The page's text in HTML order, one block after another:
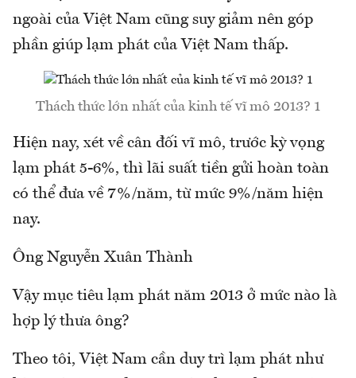
ngoài của Việt Nam cũng suy giảm nên góp
phần giúp lạm phát của Việt Nam thấp.
Thách thức lớn nhất của kinh tế vĩ mô 2013? 1
Hiện nay, xét về cân đối vĩ mô, trước kỳ vọng
lạm phát 5-6%, thì lãi suất tiền gửi hoàn toàn
có thể đưa về 7%/năm, từ mức 9%/năm hiện
nay.
Ông Nguyễn Xuân Thành
Vậy mục tiêu lạm phát năm 2013 ở mức nào là
hợp lý thưa ông?
Theo tôi, Việt Nam cần duy trì lạm phát như